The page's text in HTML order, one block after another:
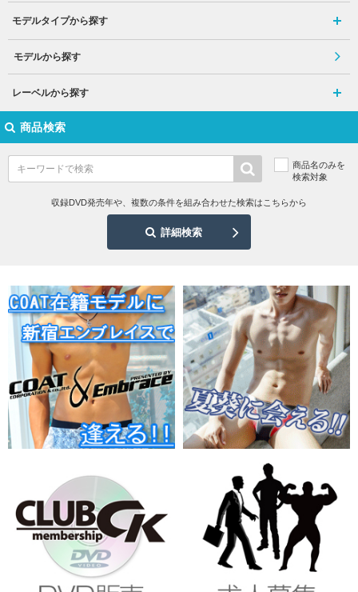
モデルタイプから探す
モデルから探す
レーベルから探す
商品検索
商品名のみを
検索対象
収録DVD発売年や、複数の条件を組み合わせた検索はこちらから
詳細検索